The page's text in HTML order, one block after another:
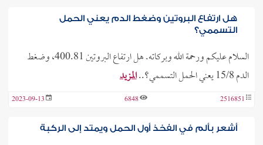
هل ارتفاع البروتين وضغط الدم يعني الحمل
التسممي؟
السلام عليكم ورحمة الله وبركاته. هل ارتفاع البروتين 400.81، وضغط
الدم 15/8 يعني الحمل التسممي؟..
المزيد
2516851
6848
2023-09-13
أشعر بألم في الفخذ أول الحمل ويمتد إلى الركبة